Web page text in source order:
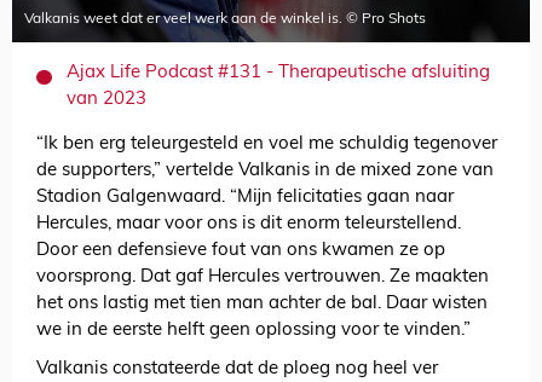
Valkanis weet dat er veel werk aan de winkel is. © Pro Shots
Ajax Life Podcast #131 - Therapeutische afsluiting
van 2023
“Ik ben erg teleurgesteld en voel me schuldig tegenover
de supporters,” vertelde Valkanis in de mixed zone van
Stadion Galgenwaard. “Mijn felicitaties gaan naar
Hercules, maar voor ons is dit enorm teleurstellend.
Door een defensieve fout van ons kwamen ze op
voorsprong. Dat gaf Hercules vertrouwen. Ze maakten
het ons lastig met tien man achter de bal. Daar wisten
we in de eerste helft geen oplossing voor te vinden.”
Valkanis constateerde dat de ploeg nog heel ver